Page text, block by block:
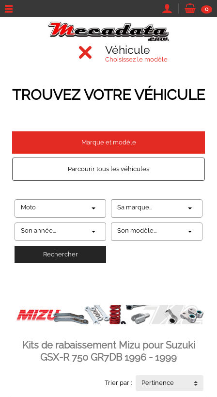
0
Véhicule
Choisissez le modèle
TROUVEZ VOTRE VÉHICULE
Marque et modèle
Parcourir tous les véhicules
Moto Sa marque...
Son année... Son modèle...
Rechercher
Kits de rabaissement Mizu pour Suzuki
GSX-R 750 GR7DB 1996 - 1999
Trier par : Pertinence